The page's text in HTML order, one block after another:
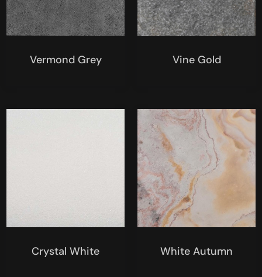
Vermond Grey Vine Gold
Crystal White White Autumn